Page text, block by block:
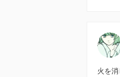
火を